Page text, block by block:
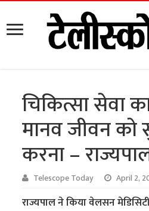
चिकित्सा सेवा
मानव जीवन को
करना –
Telescope Today April 2,
राज्यपाल ने किया वेलसन